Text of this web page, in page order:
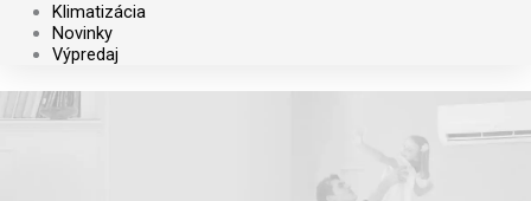
Klimatizácia
Novinky
Výpredaj